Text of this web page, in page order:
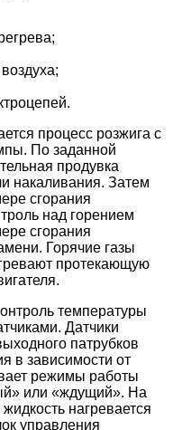
процесс розжига с
По заданной
продувка
накаливания. Затем
сгорания
над горением
сгорания
Горячие газы
протекающую
температуры
Датчики
патрубков
в зависимости от
режимы работы
или «ждущий». На
нагревается
управления